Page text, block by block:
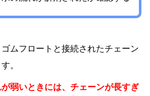
ムフロートと接続されたチェーン
。
弱いときには、チェーンが長すぎ